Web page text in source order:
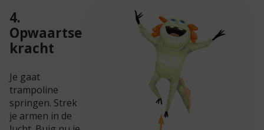
4.
Opwaartse
kracht
Je gaat
trampoline
springen. Strek
je armen in de